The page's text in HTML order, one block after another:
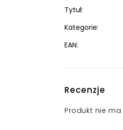
Tytuł:
Kategorie:
EAN:
Recenzje
Produkt nie